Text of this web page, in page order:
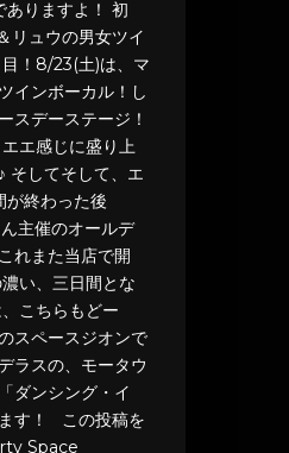
ありますよ！ 初
リュウの男女ツイ
！8/23(土)は、マ
インボーカル！し
スデーステージ！
エ感じに盛り上
そしてそして、エ
が終わった後
主催のオールデ
れまた当店で開
い、三日間とな
こちらもどー
スペースジオンで
ラスの、モータウ
ダンシング・イ
す！ この投稿を
Space